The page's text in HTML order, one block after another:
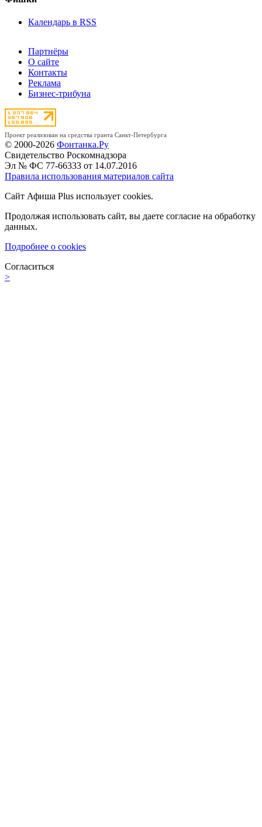
Календарь в RSS
Партнёры
О сайте
Контакты
Реклама
Бизнес-трибуна
Проект реализован на средства гранта Санкт-Петербурга
© 2000-2026 Фонтанка.Ру
Свидетельство Роскомнадзора
Эл № ФС 77-66333 от 14.07.2016
Правила использования материалов сайта
Сайт Афиша Plus использует cookies.
Продолжая использовать сайт, вы даете согласие на обработку
данных.
Подробнее о cookies
Согласиться
>